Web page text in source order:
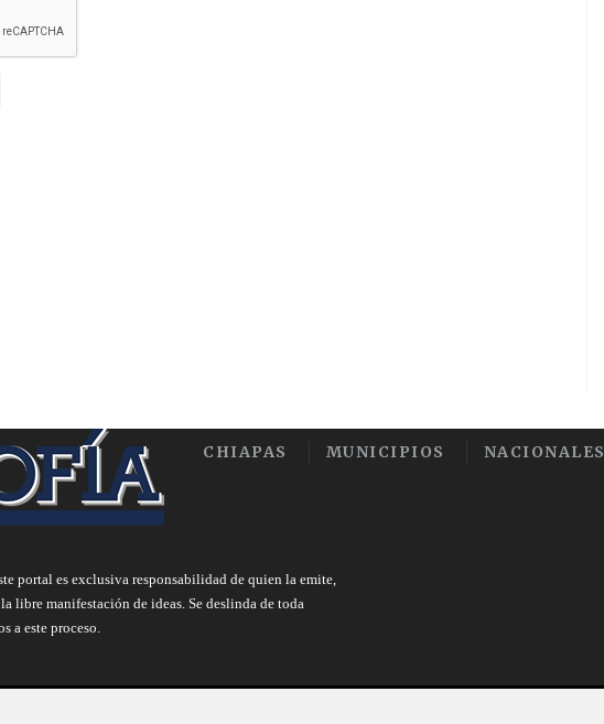
CHIAPAS MUNICIPIOS NACIONALES
portal es exclusiva responsabilidad de quien la emite,
libre manifestación de ideas. Se deslinda de toda
a este proceso.